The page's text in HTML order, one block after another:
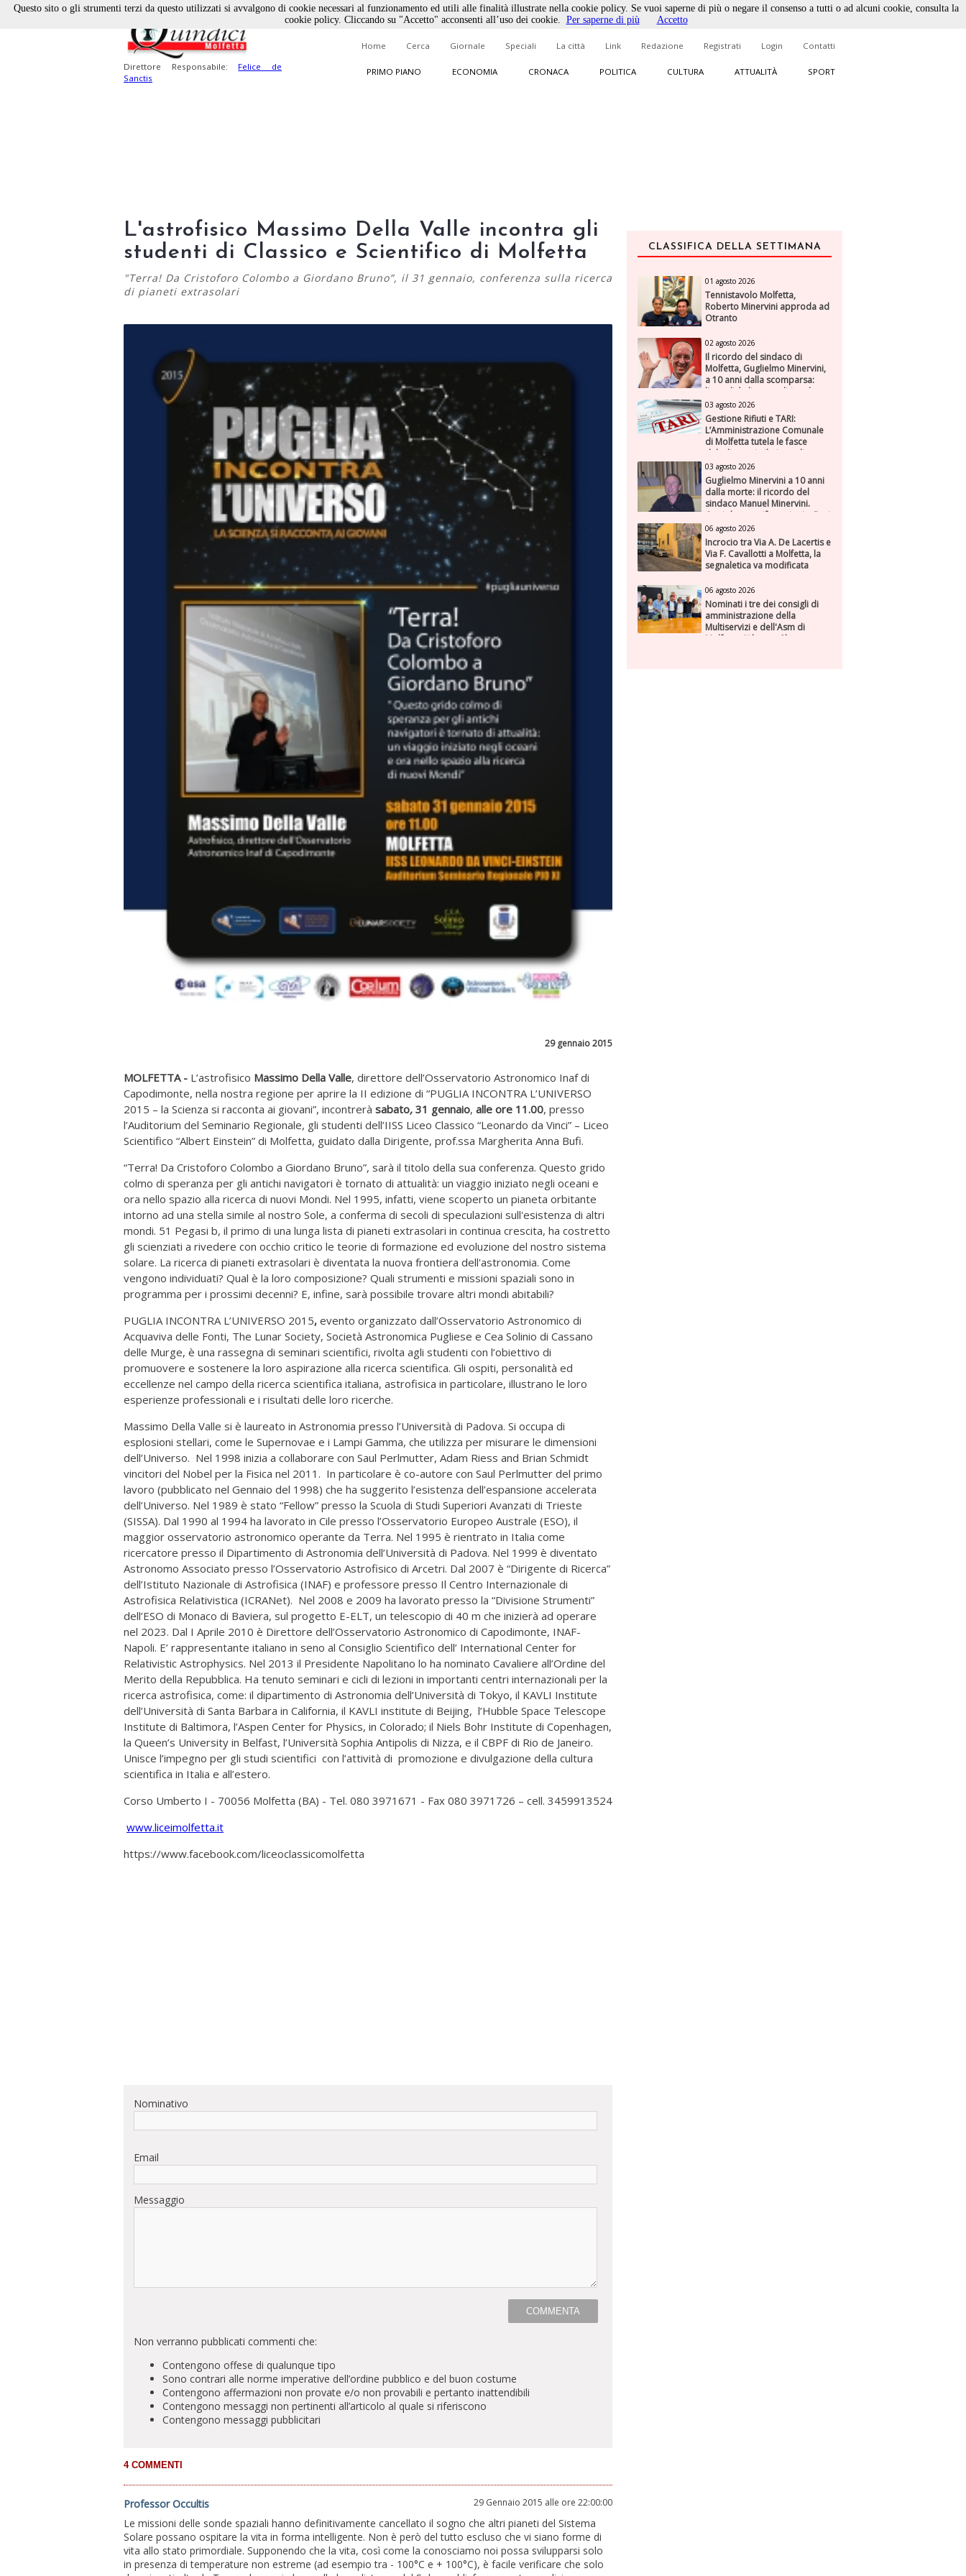
Direttore Responsabile: Felice de
Sanctis
Home Cerca Giornale Speciali La città Link Redazione Registrati Login Contatti
PRIMO PIANO ECONOMIA CRONACA POLITICA CULTURA ATTUALITÀ SPORT
L'astrofisico Massimo Della Valle incontra gli
studenti di Classico e Scientifico di Molfetta
"Terra! Da Cristoforo Colombo a Giordano Bruno”, il 31 gennaio, conferenza sulla ricerca
di pianeti extrasolari
29 gennaio 2015
MOLFETTA - L’astrofisico Massimo Della Valle, direttore dell’Osservatorio Astronomico Inaf di
Capodimonte, nella nostra regione per aprire la II edizione di “PUGLIA INCONTRA L’UNIVERSO
2015 – la Scienza si racconta ai giovani”, incontrerà sabato, 31 gennaio, alle ore 11.00, presso
l’Auditorium del Seminario Regionale, gli studenti dell’IISS Liceo Classico “Leonardo da Vinci” – Liceo
Scientifico “Albert Einstein” di Molfetta, guidato dalla Dirigente, prof.ssa Margherita Anna Bufi.
“Terra! Da Cristoforo Colombo a Giordano Bruno”, sarà il titolo della sua conferenza. Questo grido
colmo di speranza per gli antichi navigatori è tornato di attualità: un viaggio iniziato negli oceani e
ora nello spazio alla ricerca di nuovi Mondi. Nel 1995, infatti, viene scoperto un pianeta orbitante
intorno ad una stella simile al nostro Sole, a conferma di secoli di speculazioni sull'esistenza di altri
mondi. 51 Pegasi b, il primo di una lunga lista di pianeti extrasolari in continua crescita, ha costretto
gli scienziati a rivedere con occhio critico le teorie di formazione ed evoluzione del nostro sistema
solare. La ricerca di pianeti extrasolari è diventata la nuova frontiera dell'astronomia. Come
vengono individuati? Qual è la loro composizione? Quali strumenti e missioni spaziali sono in
programma per i prossimi decenni? E, infine, sarà possibile trovare altri mondi abitabili?
PUGLIA INCONTRA L’UNIVERSO 2015, evento organizzato dall’Osservatorio Astronomico di
Acquaviva delle Fonti, The Lunar Society, Società Astronomica Pugliese e Cea Solinio di Cassano
delle Murge, è una rassegna di seminari scientifici, rivolta agli studenti con l’obiettivo di
promuovere e sostenere la loro aspirazione alla ricerca scientifica. Gli ospiti, personalità ed
eccellenze nel campo della ricerca scientifica italiana, astrofisica in particolare, illustrano le loro
esperienze professionali e i risultati delle loro ricerche.
Massimo Della Valle si è laureato in Astronomia presso l’Università di Padova. Si occupa di
esplosioni stellari, come le Supernovae e i Lampi Gamma, che utilizza per misurare le dimensioni
dell’Universo. Nel 1998 inizia a collaborare con Saul Perlmutter, Adam Riess and Brian Schmidt
vincitori del Nobel per la Fisica nel 2011. In particolare è co-autore con Saul Perlmutter del primo
lavoro (pubblicato nel Gennaio del 1998) che ha suggerito l’esistenza dell’espansione accelerata
dell’Universo. Nel 1989 è stato “Fellow” presso la Scuola di Studi Superiori Avanzati di Trieste
(SISSA). Dal 1990 al 1994 ha lavorato in Cile presso l’Osservatorio Europeo Australe (ESO), il
maggior osservatorio astronomico operante da Terra. Nel 1995 è rientrato in Italia come
ricercatore presso il Dipartimento di Astronomia dell’Università di Padova. Nel 1999 è diventato
Astronomo Associato presso l’Osservatorio Astrofisico di Arcetri. Dal 2007 è “Dirigente di Ricerca”
dell’Istituto Nazionale di Astrofisica (INAF) e professore presso Il Centro Internazionale di
Astrofisica Relativistica (ICRANet). Nel 2008 e 2009 ha lavorato presso la “Divisione Strumenti”
dell’ESO di Monaco di Baviera, sul progetto E-ELT, un telescopio di 40 m che inizierà ad operare
nel 2023. Dal I Aprile 2010 è Direttore dell’Osservatorio Astronomico di Capodimonte, INAF-
Napoli. E’ rappresentante italiano in seno al Consiglio Scientifico dell’ International Center for
Relativistic Astrophysics. Nel 2013 il Presidente Napolitano lo ha nominato Cavaliere all’Ordine del
Merito della Repubblica. Ha tenuto seminari e cicli di lezioni in importanti centri internazionali per la
ricerca astrofisica, come: il dipartimento di Astronomia dell’Università di Tokyo, il KAVLI Institute
dell’Università di Santa Barbara in California, il KAVLI institute di Beijing, l’Hubble Space Telescope
Institute di Baltimora, l’Aspen Center for Physics, in Colorado; il Niels Bohr Institute di Copenhagen,
la Queen’s University in Belfast, l’Università Sophia Antipolis di Nizza, e il CBPF di Rio de Janeiro.
Unisce l’impegno per gli studi scientifici con l’attività di promozione e divulgazione della cultura
scientifica in Italia e all’estero.
Corso Umberto I - 70056 Molfetta (BA) - Tel. 080 3971671 - Fax 080 3971726 – cell. 3459913524
www.liceimolfetta.it
https://www.facebook.com/liceoclassicomolfetta
Nominativo
Email
Messaggio
Non verranno pubblicati commenti che:
Contengono offese di qualunque tipo
Sono contrari alle norme imperative dell’ordine pubblico e del buon costume
Contengono affermazioni non provate e/o non provabili e pertanto inattendibili
Contengono messaggi non pertinenti all’articolo al quale si riferiscono
Contengono messaggi pubblicitari
Professor Occultis 29 Gennaio 2015 alle ore 22:00:00
Le missioni delle sonde spaziali hanno definitivamente cancellato il sogno che altri pianeti del Sistema
Solare possano ospitare la vita in forma intelligente. Non è però del tutto escluso che vi siano forme di
vita allo stato primordiale. Supponendo che la vita, così come la conosciamo noi possa svilupparsi solo
in presenza di temperature non estreme (ad esempio tra - 100°C e + 100°C), è facile verificare che solo
CLASSIFICA DELLA SETTIMANA
01 agosto 2026
Tennistavolo Molfetta,
Roberto Minervini approda ad
Otranto
02 agosto 2026
Il ricordo del sindaco di
Molfetta, Guglielmo Minervini,
a 10 anni dalla scomparsa:
l'attualità di una politica che
genera futuro
03 agosto 2026
Gestione Rifiuti e TARI:
L’Amministrazione Comunale
di Molfetta tutela le fasce
deboli e avvia il piano di
risanamento per ASM
03 agosto 2026
Guglielmo Minervini a 10 anni
dalla morte: il ricordo del
sindaco Manuel Minervini.
Oggi due manifestazioni a Bari
e Molfetta
06 agosto 2026
Incrocio tra Via A. De Lacertis e
Via F. Cavallotti a Molfetta, la
segnaletica va modificata
06 agosto 2026
Nominati i tre dei consigli di
amministrazione della
Multiservizi e dell'Asm di
Molfetta. “Alto profilo e
Questo sito o gli strumenti terzi da questo utilizzati si avvalgono di cookie necessari al funzionamento ed utili alle finalità illustrate nella cookie policy. Se vuoi saperne di più o negare il consenso a tutti o ad alcuni cookie, consulta la
cookie policy. Cliccando su "Accetto" acconsenti all’uso dei cookie. Per saperne di più Accetto